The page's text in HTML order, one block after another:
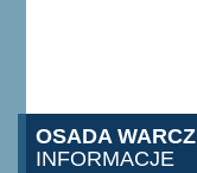
OSADA WARCZ
INFORMACJE